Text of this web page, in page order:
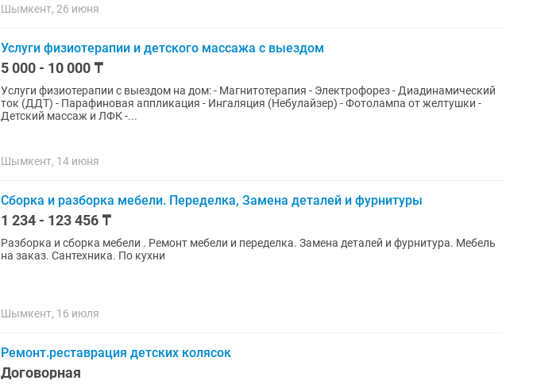
Шымкент, 26 июня
Услуги физиотерапии и детского массажа с выездом
5 000 - 10 000 ₸
Услуги физиотерапии с выездом на дом: - Магнитотерапия - Электрофорез - Диадинамический
ток (ДДТ) - Парафиновая аппликация - Ингаляция (Небулайзер) - Фотолампа от желтушки -
Детский массаж и ЛФК -...
Шымкент, 14 июня
Сборка и разборка мебели. Переделка, Замена деталей и фурнитуры
1 234 - 123 456 ₸
Разборка и сборка мебели . Ремонт мебели и переделка. Замена деталей и фурнитура. Мебель
на заказ. Сантехника. По кухни
Шымкент, 16 июля
Ремонт.реставрация детских колясок
Договорная